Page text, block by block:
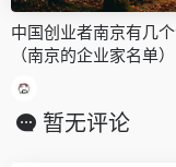
中国创业者南京有几
（南京的企业家名单）
暂无评论